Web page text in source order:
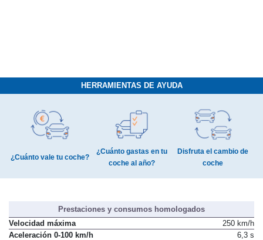
HERRAMIENTAS DE AYUDA
¿Cuánto vale tu coche?
¿Cuánto gastas en tu
coche al año?
Disfruta el cambio de
coche
Prestaciones y consumos homologados
Velocidad máxima
250 km/h
Aceleración 0-100 km/h
6,3 s